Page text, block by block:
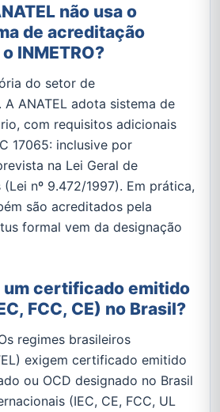
não usa o
de acreditação
INMETRO?
do setor de
ANATEL adota sistema de
com requisitos adicionais
17065: inclusive por
na Lei Geral de
nº 9.472/1997). Em prática,
são acreditados pela
formal vem da designação
um certificado emitido
FCC, CE) no Brasil?
regimes brasileiros
exigem certificado emitido
ou OCD designado no Brasil
(IEC, CE, FCC, UL